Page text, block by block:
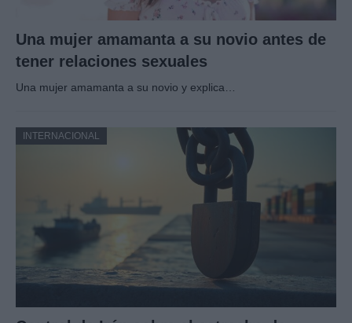
Una mujer amamanta a su novio antes de
tener relaciones sexuales
Una mujer amamanta a su novio y explica…
INTERNACIONAL